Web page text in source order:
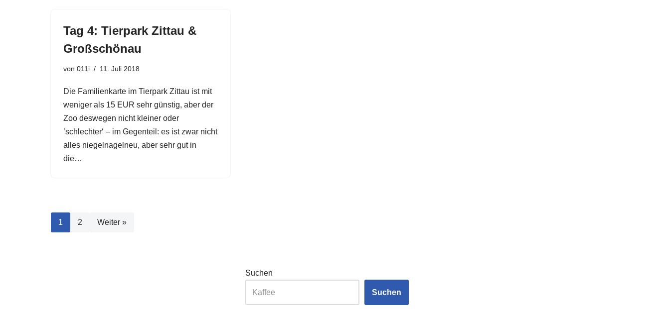
Tag 4: Tierpark Zittau &
Großschönau
von 011i 11. Juli 2018
Die Familienkarte im Tierpark Zittau ist mit
weniger als 15 EUR sehr günstig, aber der
Zoo deswegen nicht kleiner oder
’schlechter‘ – im Gegenteil: es ist zwar nicht
alles niegelnagelneu, aber sehr gut in
die…
1 2 Weiter »
Suchen
Suchen